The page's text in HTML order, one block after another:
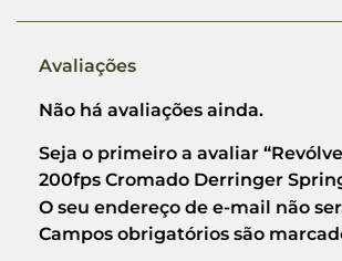
Avaliações
Não há avaliações ainda.
Seja o primeiro a avaliar
200fps Cromado Derringer
O seu endereço de e-mail não
Campos obrigatórios são